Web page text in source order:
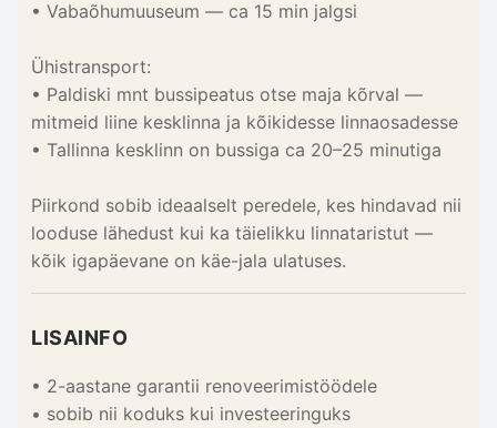
• Vabaõhumuuseum — ca 15 min jalgsi
Ühistransport:
• Paldiski mnt bussipeatus otse maja kõrval —
mitmeid liine kesklinna ja kõikidesse linnaosadesse
• Tallinna kesklinn on bussiga ca 20–25 minutiga
Piirkond sobib ideaalselt peredele, kes hindavad nii
looduse lähedust kui ka täielikku linnataristut —
kõik igapäevane on käe-jala ulatuses.
LISAINFO
• 2-aastane garantii renoveerimistöödele
• sobib nii koduks kui investeeringuks